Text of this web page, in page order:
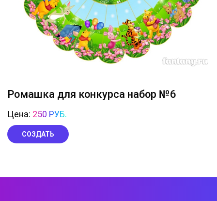
Ромашка для конкурса набор №6
Цена: 250 РУБ.
СОЗДАТЬ